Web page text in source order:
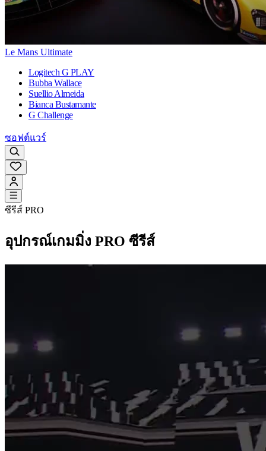
Le Mans Ultimate
Logitech G PLAY
Bubba Wallace
Suellio Almeida
Bianca Bustamante
G Challenge
ซอฟต์แวร์
ซีรีส์ PRO
อุปกรณ์เกมมิ่ง PRO ซีรีส์